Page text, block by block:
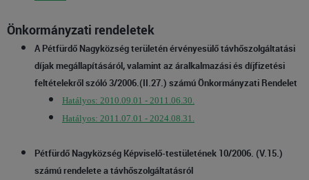
Önkormányzati rendeletek
A Pétfürdő Nagyközség területén érvényesülő távhőszolgáltatási
díjak megállapításáról, valamint az áralkalmazási és díjfizetési
feltételekről szóló 3/2006.(II.27.) számú Önkormányzati Rendelet
Hatályos: 2010.09.01 - 2011.06.30.
Hatályos: 2011.07.01 - 2024.08.31.
Pétfürdő Nagyközség Képviselő-testületének 10/2006. (V.15.)
számú rendelete a távhőszolgáltatásról